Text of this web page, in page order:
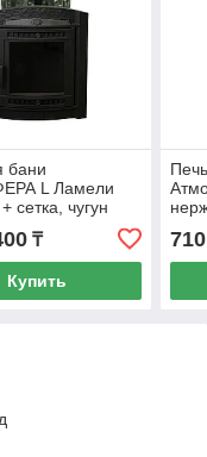
бани
L Ламели
сетка, чугун
12 - 20 м3
₸
Купить